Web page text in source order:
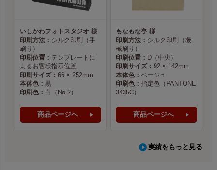
いしかわフォトスタジオ 様
印刷方法： シルク印刷（手
刷り）
印刷位置： テンプレートに
よるお客様指示位置
印刷サイズ： 66 × 252mm
本体色： 黒
印刷色： 白（No.2）
商品ページへ
もなもな亭 様
印刷方法： シルク印刷（機
械刷り）
印刷位置： D（中央）
印刷サイズ： 92 × 142mm
本体色： ベージュ
印刷色： 指定色（PANTONE
3435C）
商品ページへ
実績をもっと見る